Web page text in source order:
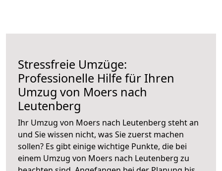
Stressfreie Umzüge:
Professionelle Hilfe für Ihren
Umzug von Moers nach
Leutenberg
Ihr Umzug von Moers nach Leutenberg steht an
und Sie wissen nicht, was Sie zuerst machen
sollen? Es gibt einige wichtige Punkte, die bei
einem Umzug von Moers nach Leutenberg zu